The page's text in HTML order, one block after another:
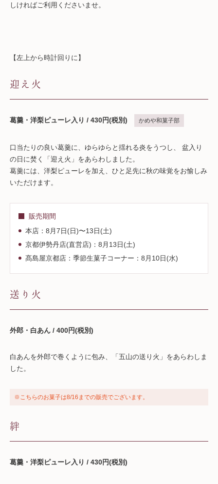
しければご利用くださいませ。
【左上から時計回りに】
迎え火
葛羹・洋梨ピューレ入り / 430円(税別) かめや和菓子部
口当たりの良い葛羹に、ゆらゆらと揺れる炎をうつし、 盆入り
の日に焚く「迎え火」をあらわしました。
葛羹には、洋梨ピューレを加え、ひと足先に秋の味覚をお愉しみ
いただけます。
販売期間
本店：8月7日(日)〜13日(土)
京都伊勢丹店(直営店)：8月13日(土)
髙島屋京都店：季節生菓子コーナー：8月10日(水)
送り火
外郎・白あん / 400円(税別)
白あんを外郎で巻くように包み、「五山の送り火」をあらわしま
した。
※こちらのお菓子は8/16までの販売でございます。
絆
葛羹・洋梨ピューレ入り / 430円(税別)